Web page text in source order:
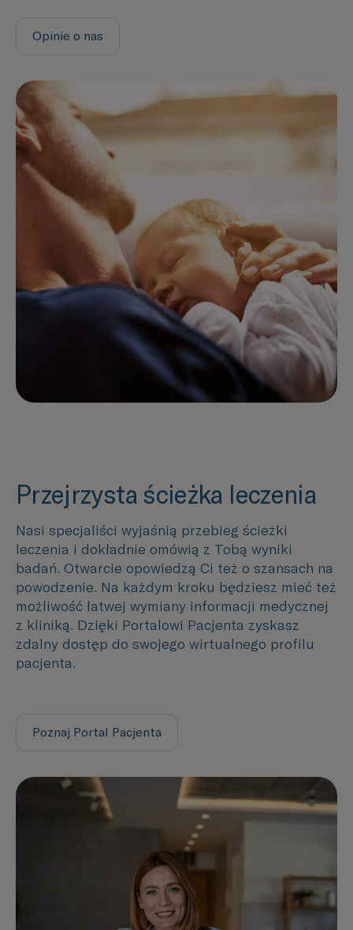
Opinie o nas
Przejrzysta ścieżka leczenia
Nasi specjaliści wyjaśnią przebieg ścieżki
leczenia i dokładnie omówią z Tobą wyniki
badań. Otwarcie opowiedzą Ci też o szansach na
powodzenie. Na każdym kroku będziesz mieć też
możliwość łatwej wymiany informacji medycznej
z kliniką. Dzięki Portalowi Pacjenta zyskasz
zdalny dostęp do swojego wirtualnego profilu
pacjenta.
Poznaj Portal Pacjenta